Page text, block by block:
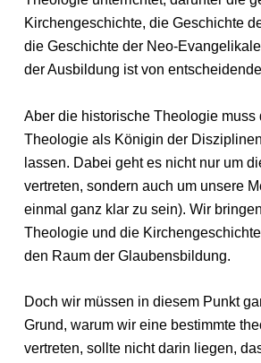
Kirchengeschichte, die Geschichte
die Geschichte der Neo-
der Ausbildung ist von
Aber die historische Theologie muss
Theologie als Königin der
lassen. Dabei geht es nicht nur um
vertreten, sondern auch um unsere
einmal ganz klar zu sein). Wir
Theologie und die
den Raum der Glaubensbildung.
Doch wir müssen in diesem Punkt
Grund, warum wir eine bestimmte
vertreten, sollte nicht darin liegen,